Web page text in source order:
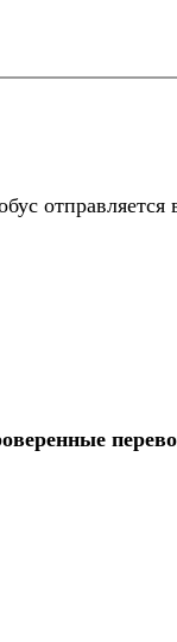
отправляется